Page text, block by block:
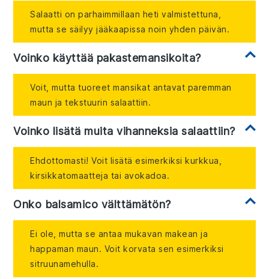
Salaatti on parhaimmillaan heti valmistettuna,
mutta se säilyy jääkaapissa noin yhden päivän.
Voinko käyttää pakastemansikoita?
Voit, mutta tuoreet mansikat antavat paremman
maun ja tekstuurin salaattiin.
Voinko lisätä muita vihanneksia salaattiin?
Ehdottomasti! Voit lisätä esimerkiksi kurkkua,
kirsikkatomaatteja tai avokadoa.
Onko balsamico välttämätön?
Ei ole, mutta se antaa mukavan makean ja
happaman maun. Voit korvata sen esimerkiksi
sitruunamehulla.